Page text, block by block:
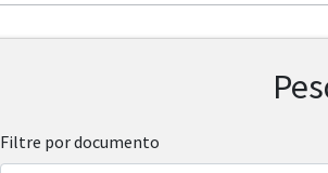
Filtre por documento